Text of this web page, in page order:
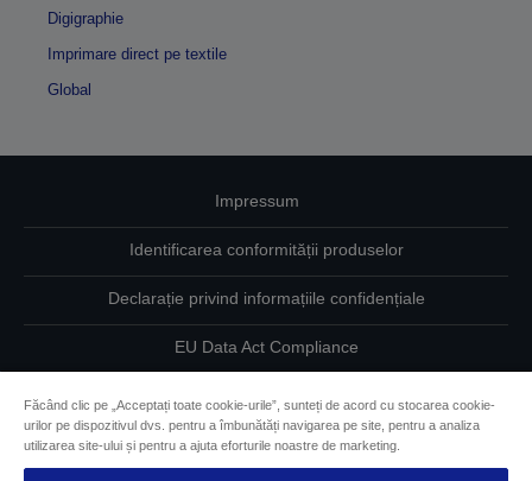
Digigraphie
Imprimare direct pe textile
Global
Impressum
Identificarea conformității produselor
Declarație privind informațiile confidențiale
EU Data Act Compliance
Contactaţi-ne în legătură cu datele dumneavoastră
Informaţii despre modulele cookie
Făcând clic pe „Acceptați toate cookie-urile”, sunteți de acord cu stocarea cookie-
urilor pe dispozitivul dvs. pentru a îmbunătăți navigarea pe site, pentru a analiza
utilizarea site-ului și pentru a ajuta eforturile noastre de marketing.